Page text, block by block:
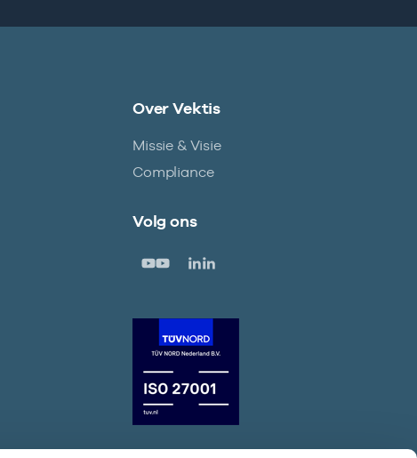
Over Vektis
Missie & Visie
Compliance
Volg ons